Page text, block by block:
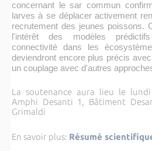
concernant le sar commun
larves à se déplacer activement
recrutement des jeunes poissons.
l'intérêt des modèles
connectivité dans les
deviendront encore plus précis
un couplage avec d'autres
La soutenance aura lieu le
Amphi Desanti 1, Bâtiment
Grimaldi
En savoir plus: Résumé